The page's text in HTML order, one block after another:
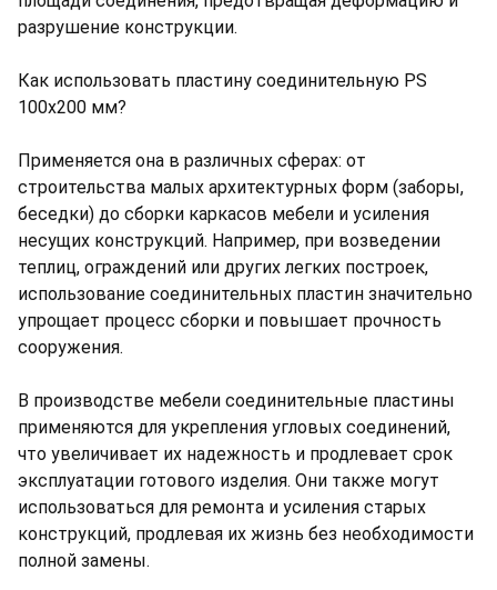
разрушение конструкции.
Как использовать пластину соединительную PS
100х200 мм?
Применяется она в различных сферах: от
строительства малых архитектурных форм (заборы,
беседки) до сборки каркасов мебели и усиления
несущих конструкций. Например, при возведении
теплиц, ограждений или других легких построек,
использование соединительных пластин значительно
упрощает процесс сборки и повышает прочность
сооружения.
В производстве мебели соединительные пластины
применяются для укрепления угловых соединений,
что увеличивает их надежность и продлевает срок
эксплуатации готового изделия. Они также могут
использоваться для ремонта и усиления старых
конструкций, продлевая их жизнь без необходимости
полной замены.